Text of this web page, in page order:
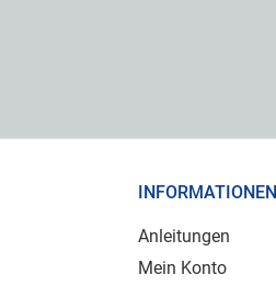
INFORMATIONEN
Anleitungen
Mein Konto